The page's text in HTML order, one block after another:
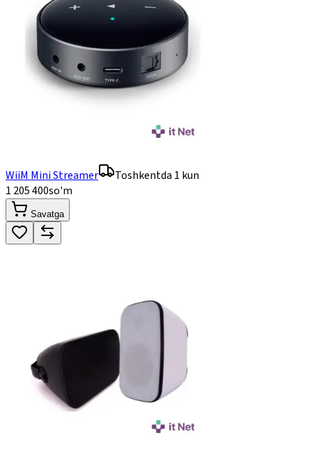
WiiM Mini Streamer
Toshkentda 1 kun
1 205 400so'm
Savatga